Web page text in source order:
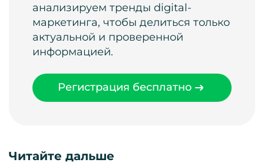
анализируем тренды digital-
маркетинга, чтобы делиться только
актуальной и проверенной
информацией.
Регистрация бесплатно
Читайте дальше